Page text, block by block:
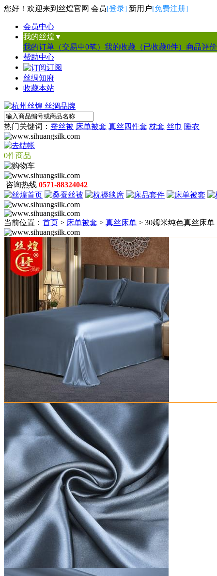
您好！欢迎来到丝煌官网 会员[登录] 新用户[免费注册]
会员中心
我的丝煌▼
我的订单（交易中0笔） 我的收藏（已收藏0件） 商品评
帮助中心
订阅
丝绸知府
收藏本站
热门关键词： 蚕丝被 床单被套 真丝四件套 枕套 丝巾 睡衣
0件商品
咨询热线 0571-88324042
当前位置： 首页 > 床单被套 > 真丝床单 > 30姆米纯色真丝床单